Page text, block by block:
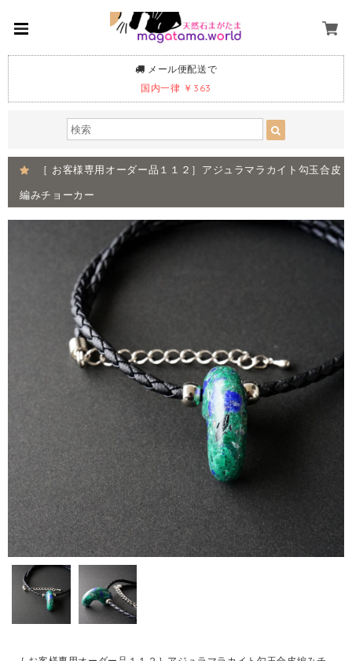
メール便配送で
国内一律 ￥363
［ お客様専用オーダー品１１２］アジュラマラカイト勾玉合皮
編みチョーカー